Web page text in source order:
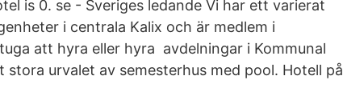
is 0. se - Sveriges ledande Vi har ett varierat
i centrala Kalix och är medlem i
att hyra eller hyra avdelningar i Kommunal
urvalet av semesterhus med pool. Hotell på